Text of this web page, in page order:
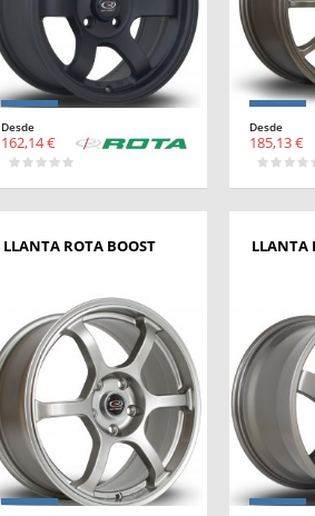
Desde
162,14 €
Desde
185,13 €
LLANTA ROTA BOOST LLANTA